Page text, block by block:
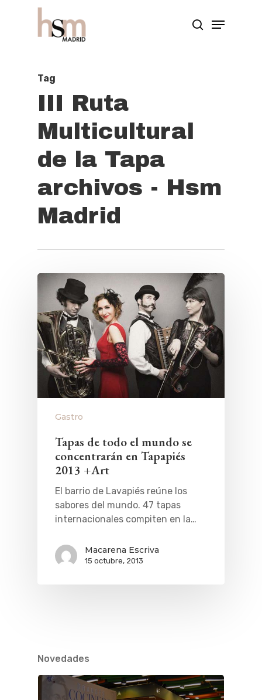
Tag
III Ruta
Multicultural
de la Tapa
archivos - Hsm
Madrid
Gastro
Tapas de todo el mundo se
concentrarán en Tapapiés
2013 +Art
El barrio de Lavapiés reúne los
sabores del mundo. 47 tapas
internacionales compiten en la…
Macarena Escriva
15 octubre, 2013
Novedades